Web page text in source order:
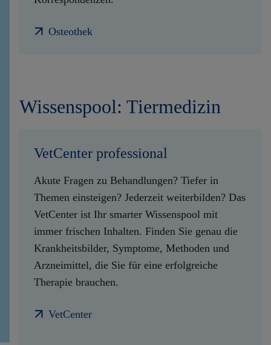
Osteothek
Wissenspool: Tiermedizin
VetCenter professional
Akute Fragen zu Behandlungen? Tiefer in
Themen einsteigen? Jederzeit weiterbilden? Das
VetCenter ist Ihr smarter Wissenspool mit
immer frischen Inhalten. Finden Sie genau die
Krankheitsbilder, Symptome, Methoden und
Arzneimittel, die Sie für eine erfolgreiche
Therapie brauchen.
VetCenter